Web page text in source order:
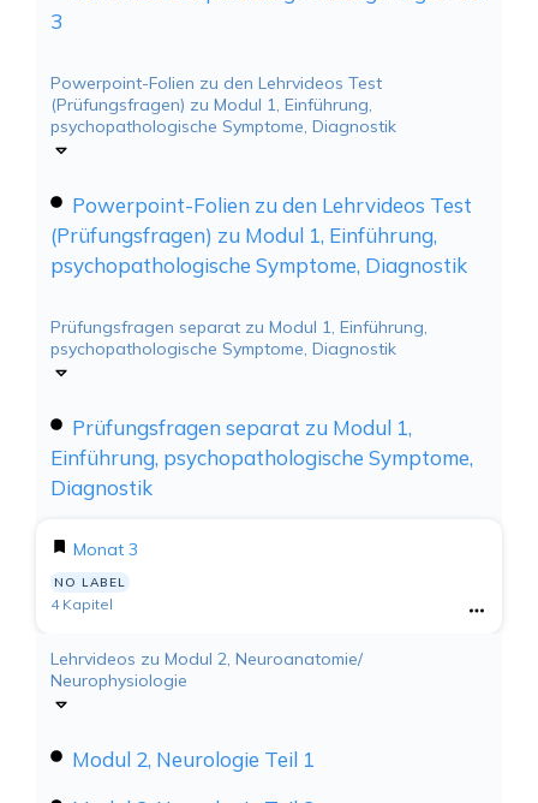
3
Powerpoint-Folien zu den Lehrvideos Test
(Prüfungsfragen) zu Modul 1, Einführung,
psychopathologische Symptome, Diagnostik
Powerpoint-Folien zu den Lehrvideos Test
(Prüfungsfragen) zu Modul 1, Einführung,
psychopathologische Symptome, Diagnostik
Prüfungsfragen separat zu Modul 1, Einführung,
psychopathologische Symptome, Diagnostik
Prüfungsfragen separat zu Modul 1,
Einführung, psychopathologische Symptome,
Diagnostik
Monat 3
NO LABEL
4 Kapitel
Lehrvideos zu Modul 2, Neuroanatomie/
Neurophysiologie
Modul 2, Neurologie Teil 1